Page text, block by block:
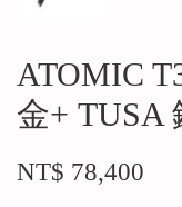
ATOMIC
金+ TUSA
NT$ 78,400